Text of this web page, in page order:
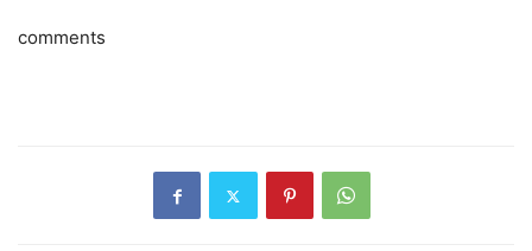
comments